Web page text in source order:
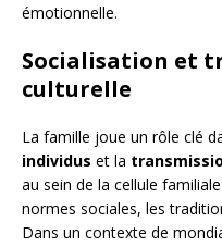
émotionnelle.
Socialisation et
culturelle
La famille joue un rôle clé
individus et la
au sein de la cellule
normes sociales, les
Dans un contexte de